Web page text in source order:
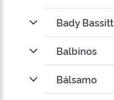
Bady Bassitt
Balbinos
Bálsamo